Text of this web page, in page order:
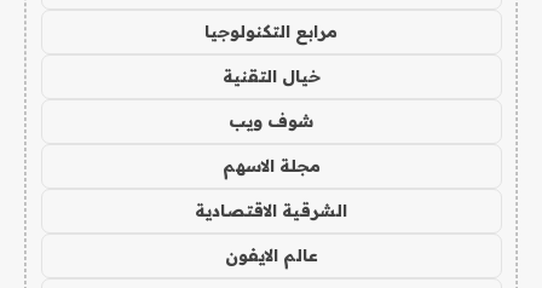
مرابع التكنولوجيا
خيال التقنية
شوف ويب
مجلة الاسهم
الشرقية الاقتصادية
عالم الايفون